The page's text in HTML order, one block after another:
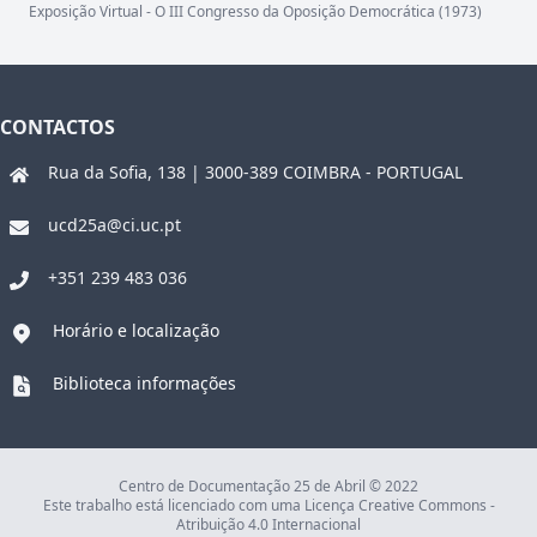
Exposição Virtual - O III Congresso da Oposição Democrática (1973)
CONTACTOS
Rua da Sofia, 138 | 3000-389 COIMBRA - PORTUGAL
ucd25a@ci.uc.pt
+351 239 483 036
Horário e localização
Biblioteca informações
Centro de Documentação 25 de Abril © 2022
Este trabalho está licenciado com uma Licença Creative Commons -
Atribuição 4.0 Internacional